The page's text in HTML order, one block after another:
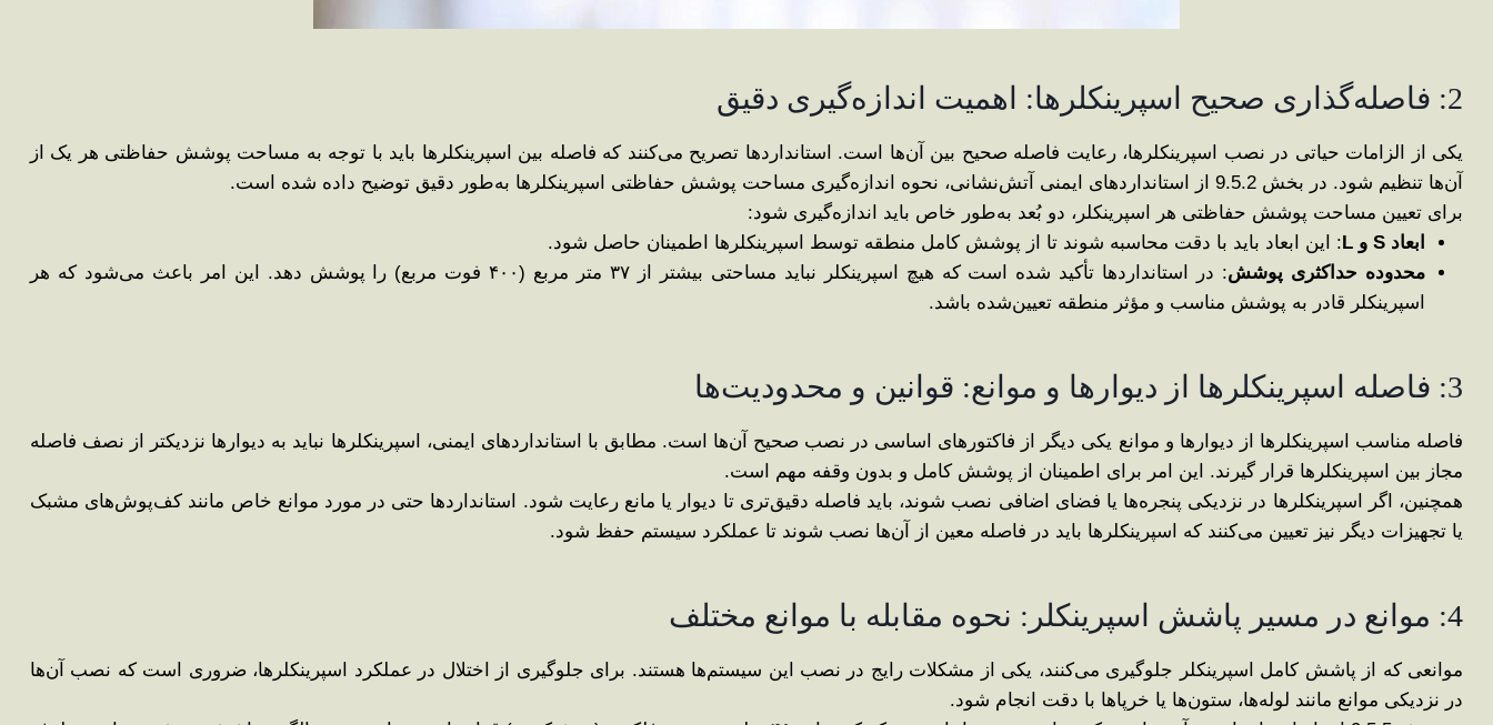
2: فاصله‌گذاری صحیح اسپرینکلرها: اهمیت اندازه‌گیری دقیق
یکی از الزامات حیاتی در نصب اسپرینکلرها، رعایت فاصله صحیح بین آن‌ها است. استانداردها تصریح می‌کنند که فاصله بین اسپرینکلرها باید با توجه به مساحت پوشش حفاظتی هر یک از
آن‌ها تنظیم شود. در بخش 9.5.2 از استانداردهای ایمنی آتش‌نشانی، نحوه اندازه‌گیری مساحت پوشش حفاظتی اسپرینکلرها به‌طور دقیق توضیح داده شده است.
برای تعیین مساحت پوشش حفاظتی هر اسپرینکلر، دو بُعد به‌طور خاص باید اندازه‌گیری شود:
ابعاد
و
: این ابعاد باید با دقت محاسبه شوند تا از پوشش کامل منطقه توسط اسپرینکلرها اطمینان حاصل شود.
محدوده حداکثری پوشش
: در استانداردها تأکید شده است که هیچ اسپرینکلر نباید مساحتی بیشتر از ۳۷ متر مربع (۴۰۰ فوت مربع) را پوشش دهد. این امر باعث می‌شود که هر
اسپرینکلر قادر به پوشش مناسب و مؤثر منطقه تعیین‌شده باشد.
3: فاصله اسپرینکلرها از دیوارها و موانع: قوانین و محدودیت‌ها
فاصله مناسب اسپرینکلرها از دیوارها و موانع یکی دیگر از فاکتورهای اساسی در نصب صحیح آن‌ها است. مطابق با استانداردهای ایمنی، اسپرینکلرها نباید به دیوارها نزدیکتر از نصف فاصله
مجاز بین اسپرینکلرها قرار گیرند. این امر برای اطمینان از پوشش کامل و بدون وقفه مهم است.
همچنین، اگر اسپرینکلرها در نزدیکی پنجره‌ها یا فضای اضافی نصب شوند، باید فاصله دقیق‌تری تا دیوار یا مانع رعایت شود. استانداردها حتی در مورد موانع خاص مانند کف‌پوش‌های مشبک
یا تجهیزات دیگر نیز تعیین می‌کنند که اسپرینکلرها باید در فاصله معین از آن‌ها نصب شوند تا عملکرد سیستم حفظ شود.
4: موانع در مسیر پاشش اسپرینکلر: نحوه مقابله با موانع مختلف
موانعی که از پاشش کامل اسپرینکلر جلوگیری می‌کنند، یکی از مشکلات رایج در نصب این سیستم‌ها هستند. برای جلوگیری از اختلال در عملکرد اسپرینکلرها، ضروری است که نصب آن‌ها
در نزدیکی موانع مانند لوله‌ها، ستون‌ها یا خرپاها با دقت انجام شود.